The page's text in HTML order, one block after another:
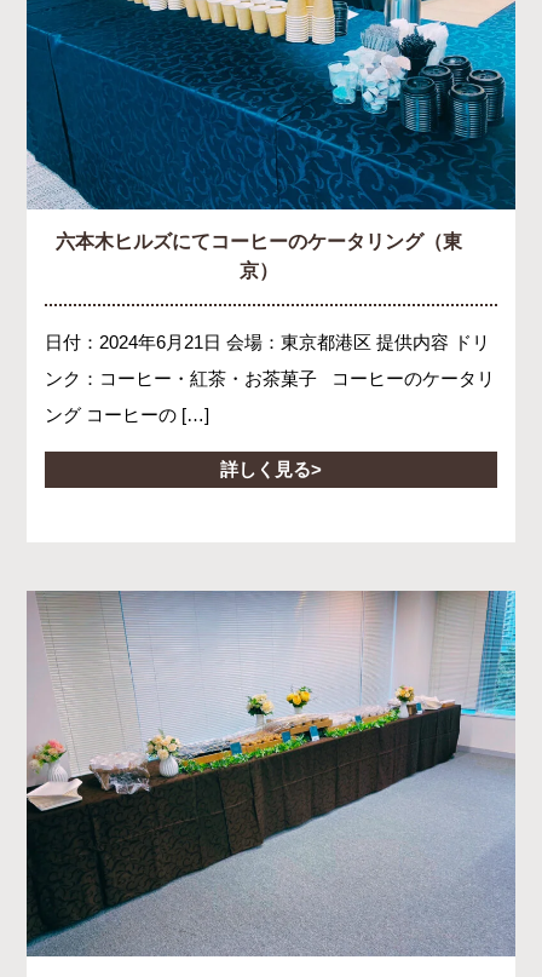
六本木ヒルズにてコーヒーのケータリング（東
京）
日付：2024年6月21日 会場：東京都港区 提供内容 ドリ
ンク：コーヒー・紅茶・お茶菓子 コーヒーのケータリ
ング コーヒーの […]
詳しく見る